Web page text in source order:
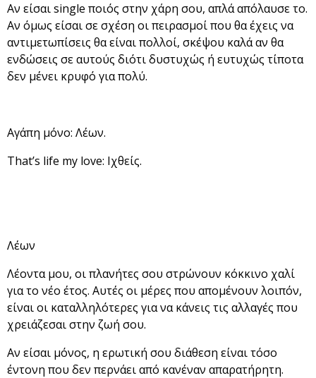
Αν είσαι single ποιός στην χάρη σου, απλά απόλαυσε το.
Αν όμως είσαι σε σχέση οι πειρασμοί που θα έχεις να
αντιμετωπίσεις θα είναι πολλοί, σκέψου καλά αν θα
ενδώσεις σε αυτούς διότι δυστυχώς ή ευτυχώς τίποτα
δεν μένει κρυφό για πολύ.
Αγάπη μόνο: Λέων.
That’s life my love: Ιχθείς.
Λέων
Λέοντα μου, οι πλανήτες σου στρώνουν κόκκινο χαλί
για το νέο έτος. Αυτές οι μέρες που απομένουν λοιπόν,
είναι οι καταλληλότερες για να κάνεις τις αλλαγές που
χρειάζεσαι στην ζωή σου.
Αν είσαι μόνος, η ερωτική σου διάθεση είναι τόσο
έντονη που δεν περνάει από κανέναν απαρατήρητη.